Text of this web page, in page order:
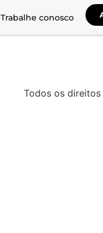
Trabalhe conosco
Todos os